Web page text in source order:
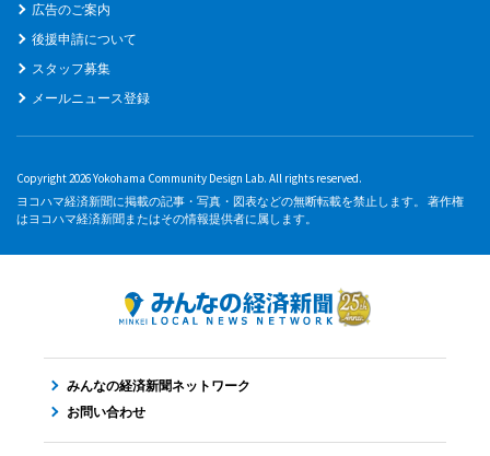
広告のご案内
後援申請について
スタッフ募集
メールニュース登録
Copyright 2026 Yokohama Community Design Lab. All rights reserved.
ヨコハマ経済新聞に掲載の記事・写真・図表などの無断転載を禁止します。 著作権
はヨコハマ経済新聞またはその情報提供者に属します。
みんなの経済新聞ネットワーク
お問い合わせ